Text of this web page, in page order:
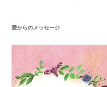
愛からのメッセージ